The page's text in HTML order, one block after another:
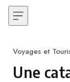
Skip to content
Category
Voyages et
Une